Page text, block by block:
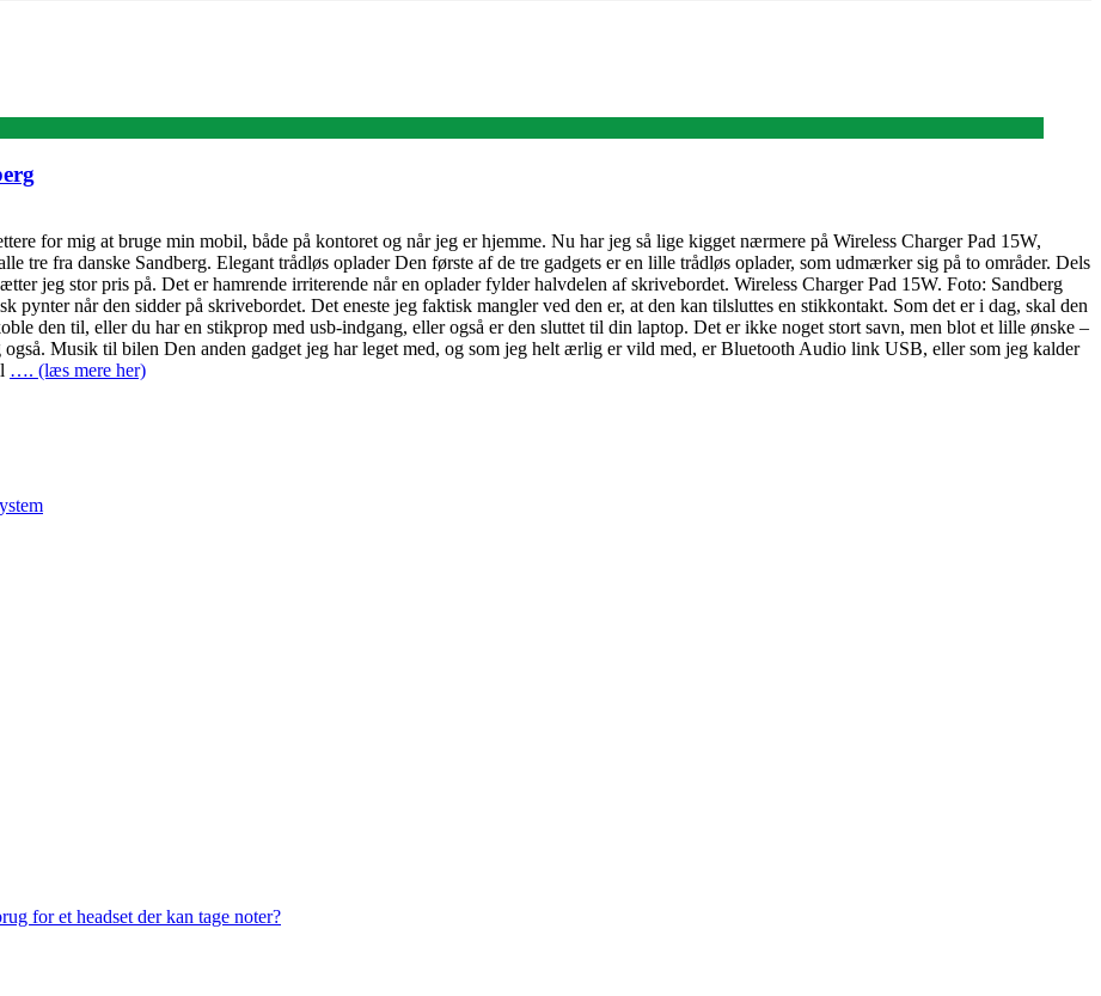
for mig at bruge min mobil, både på kontoret og når jeg er hjemme. Nu har jeg så lige kigget nærmere på Wireless Charger Pad 15W,
fra danske Sandberg. Elegant trådløs oplader Den første af de tre gadgets er en lille trådløs oplader, som udmærker sig på to områder. Dels
jeg stor pris på. Det er hamrende irriterende når en oplader fylder halvdelen af skrivebordet. Wireless Charger Pad 15W. Foto: Sandberg
pynter når den sidder på skrivebordet. Det eneste jeg faktisk mangler ved den er, at den kan tilsluttes en stikkontakt. Som det er i dag, skal den
den til, eller du har en stikprop med usb-indgang, eller også er den sluttet til din laptop. Det er ikke noget stort savn, men blot et lille ønske –
Musik til bilen Den anden gadget jeg har leget med, og som jeg helt ærlig er vild med, er Bluetooth Audio link USB, eller som jeg kalder
…. (læs mere her)
for et headset der kan tage noter?